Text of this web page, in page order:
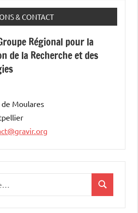
& CONTACT
Régional pour la
de la Recherche et des
Moulares
Recherche